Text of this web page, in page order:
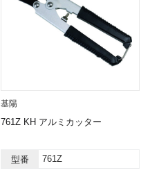
基陽
761Z KH アルミカッター
型番 761Z